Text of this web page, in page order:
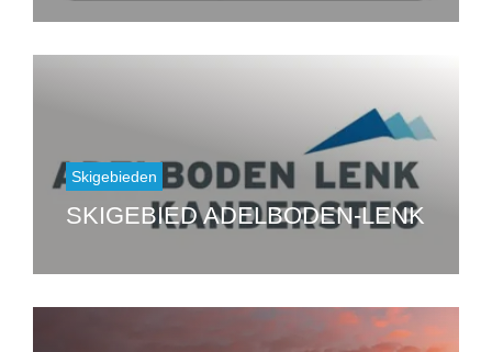
Skigebieden
SKIGEBIED ADELBODEN-LENK